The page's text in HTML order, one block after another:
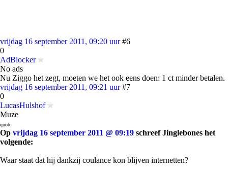
vrijdag 16 september 2011, 09:20 uur #6
0
AdBlocker
No ads
Nu Ziggo het zegt, moeten we het ook eens doen: 1 ct minder betalen.
vrijdag 16 september 2011, 09:21 uur #7
0
LucasHulshof
Muze
quote:
Op vrijdag 16 september 2011 @ 09:19 schreef Jinglebones het
volgende:
Waar staat dat hij dankzij coulance kon blijven internetten?